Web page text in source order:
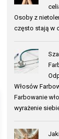
Osoby z
często stają w
Włosów
Farbowanie
wyrażenie